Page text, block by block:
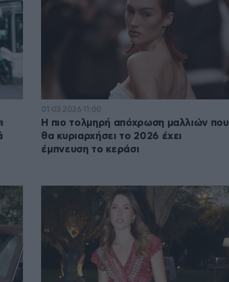
01·03·2026 11:00
Η πιο τολμηρή απόχρωση μαλλιών που
θα κυριαρχήσει το 2026 έχει
έμπνευση το κεράσι